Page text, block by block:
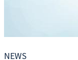
NEWS